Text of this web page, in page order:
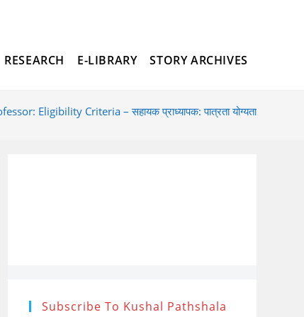
RESEARCH E-LIBRARY STORY ARCHIVES
Eligibility Criteria – सहायक प्राध्यापक: पात्रता योग्यता
Subscribe To Kushal Pathshala